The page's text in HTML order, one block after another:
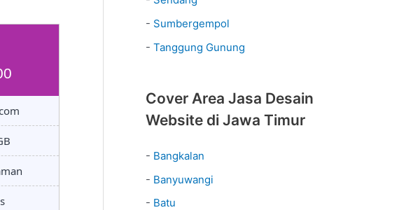
- Sumbergempol
- Tanggung Gunung
Cover Area Jasa Desain
Website di Jawa Timur
- Bangkalan
- Banyuwangi
- Batu